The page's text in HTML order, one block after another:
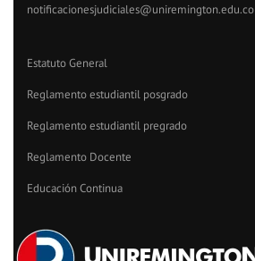
notificacionesjudiciales@uniremington.edu.co
Estatuto General
Reglamento estudiantil posgrado
Reglamento estudiantil pregrado
Reglamento Docente
Educación Continua